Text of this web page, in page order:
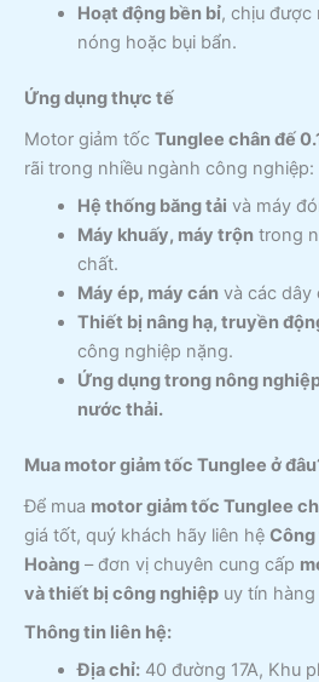
Hoạt động bền bỉ, chịu được
nóng hoặc bụi bẩn.
Ứng dụng thực tế
Motor giảm tốc Tunglee chân đế
rãi trong nhiều ngành công nghiệp:
Hệ thống băng tải và máy
Máy khuấy, máy trộntrong
chất.
Máy ép, máy cánvà các dây
Thiết bị nâng hạ, truyền
công nghiệp nặng.
Ứng dụng trong nông
nước thải.
Mua motor giảm tốc Tunglee ở
Để mua motor giảm tốc Tunglee
giá tốt, quý khách hãy liên hệ Công
Hoàng – đơn vị chuyên cung cấp
và thiết bị công nghiệp uy tín hàng
Thông tin liên hệ:
Địa chỉ:40 đường 17A, Khu